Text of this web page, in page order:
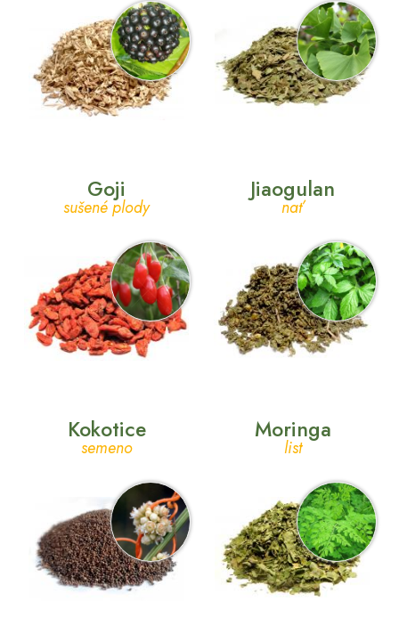
Goji
sušené plody
Jiaogulan
nať
Kokotice
semeno
Moringa
list